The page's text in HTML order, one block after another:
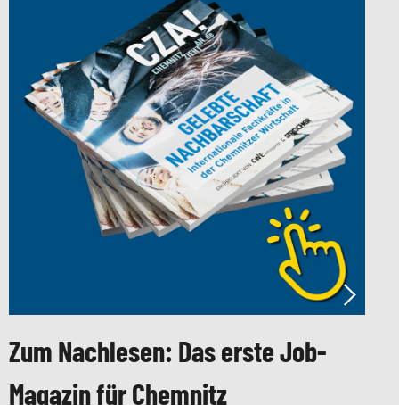
Zum Nachlesen: Das erste Job-
Magazin für Chemnitz